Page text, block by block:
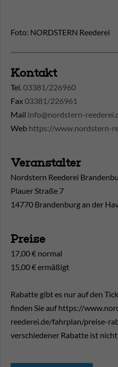
Foto: NORDSTERN Reederei
Kontakt
Tel.03381/226960
Fax03381/226961
Mail info@nordstern-
Web https://www.nordstern-
Veranstalter
Nordstern Reederei
Plauer Straße 7
14770 Brandenburg an der
Preise
17,00 € normal
15,00 € ermäßigt
Rabatte gibt es nur auf den
finden Sie auf https://
reederei.de/fahrplan/preise-
verschiedener Rabatte ist